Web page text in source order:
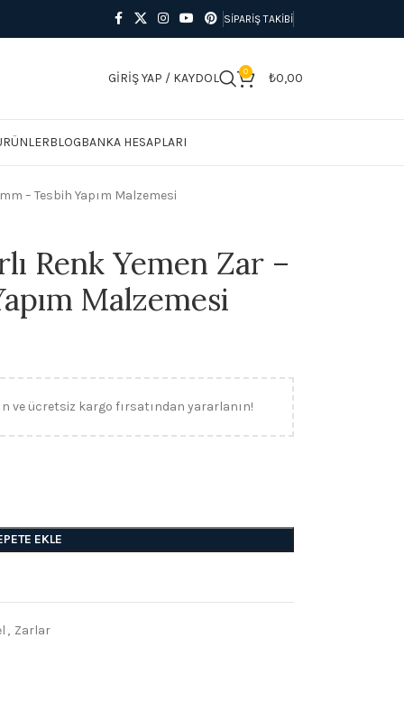
SIPARIŞ TAKIBI
GIRIŞ YAP / KAYDOL 0 ₺0,00
BLOGBANKA HESAPLARI
– Tesbih Yapım Malzemesi
Renk Yemen Zar –
Malzemesi
ve ücretsiz kargo fırsatından yararlanın!
EKLE
, Zarlar